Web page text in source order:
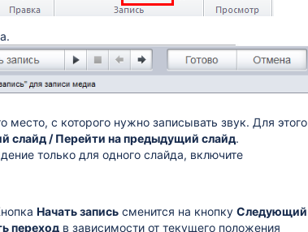
с которого нужно записывать звук. Для этого
слайд / Перейти на предыдущий слайд.
только для одного слайда, включите
Начать запись сменится на кнопку Следующий
переход в зависимости от текущего положения